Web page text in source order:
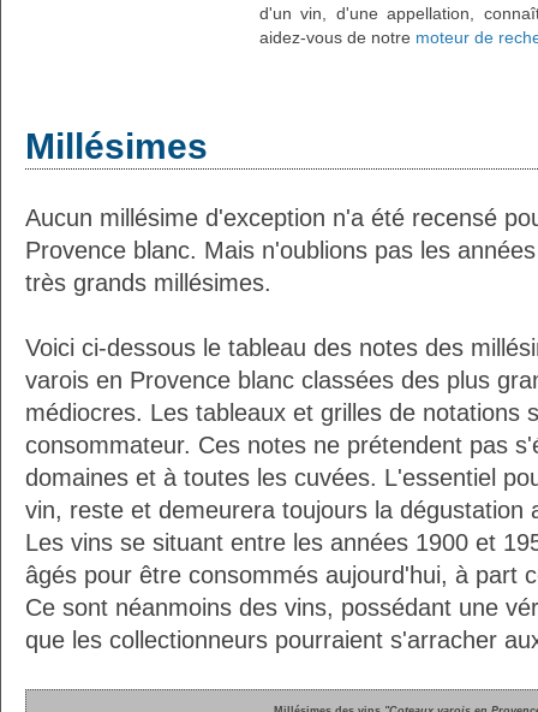
d'un vin, d'une appellation,
aidez-vous de notre moteur de
Millésimes
Aucun millésime d'exception n'a été recensé
Provence blanc. Mais n'oublions pas les
très grands millésimes.
Voici ci-dessous le tableau des notes des
varois en Provence blanc classées des plus
médiocres. Les tableaux et grilles de notations
consommateur. Ces notes ne prétendent pas
domaines et à toutes les cuvées. L'essentiel
vin, reste et demeurera toujours la dégustation
Les vins se situant entre les années 1900 et
âgés pour être consommés aujourd'hui, à part
Ce sont néanmoins des vins, possédant une
que les collectionneurs pourraient s'arracher